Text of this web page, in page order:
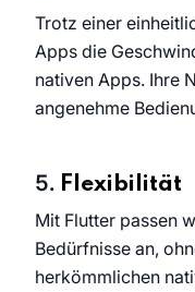
Trotz einer
Apps die
nativen Apps. Ihre
angenehme
Flexibilität
Mit Flutter passen
Bedürfnisse an,
herkömmlichen